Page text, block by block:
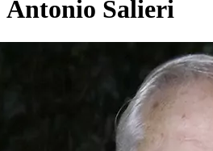
Antonio Salieri